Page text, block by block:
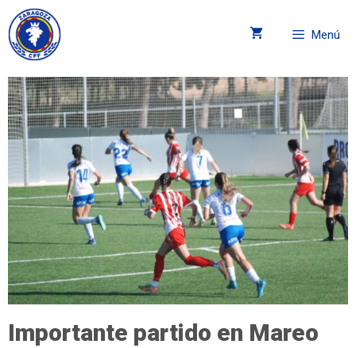
Menú
Importante partido en Mareo